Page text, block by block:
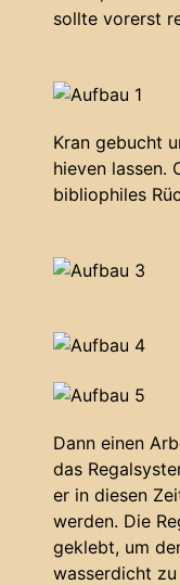
sollte vorerst
Kran gebucht
hieven lassen.
bibliophiles
Dann einen
das
er in diesen
werden. Die
geklebt, um
wasserdicht zu